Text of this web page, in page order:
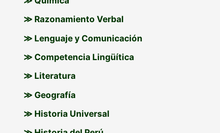
≫ Razonamiento Verbal
≫ Lenguaje y Comunicación
≫ Competencia Lingüítica
≫ Literatura
≫ Geografía
≫ Historia Universal